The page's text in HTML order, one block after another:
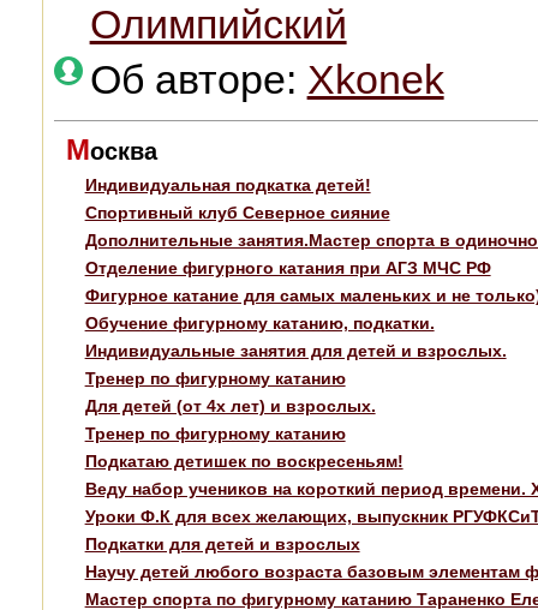
Олимпийский
Об авторе: Xkonek
Москва
Индивидуальная подкатка детей!
Спортивный клуб Северное сияние
Дополнительные занятия.Мастер спорта в
Отделение фигурного катания при АГЗ МЧС РФ
Фигурное катание для самых маленьких и не
Обучение фигурному катанию, подкатки.
Индивидуальные занятия для детей и взрослых.
Тренер по фигурному катанию
Для детей (от 4х лет) и взрослых.
Тренер по фигурному катанию
Подкатаю детишек по воскресеньям!
Веду набор учеников на короткий период
Уроки Ф.К для всех желающих, выпускник
Подкатки для детей и взрослых
Научу детей любого возраста базовым элементам
Мастер спорта по фигурному катанию Тараненко